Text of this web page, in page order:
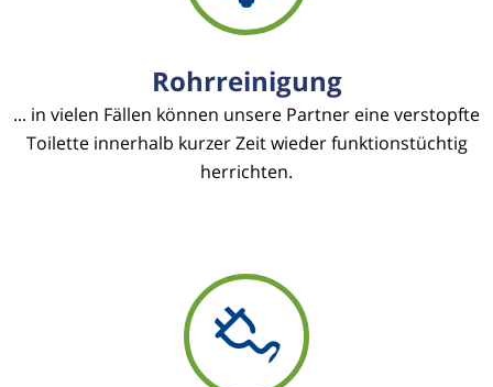
Rohrreinigung
... in vielen Fällen können unsere Partner eine verstopfte
Toilette innerhalb kurzer Zeit wieder funktionstüchtig
herrichten.